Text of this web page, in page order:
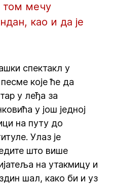
том мечу
као и да је
спектакл у
које ће да
у леђа за
у још једној
на путу до
Улаз је
што више
на утакмицу и
шал, како би и уз